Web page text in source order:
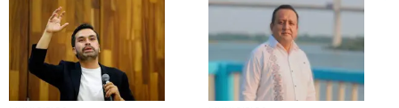
18:32
Nahle tilda a Máynez de “simulador” tras
desafuero de alcaldes
18:04